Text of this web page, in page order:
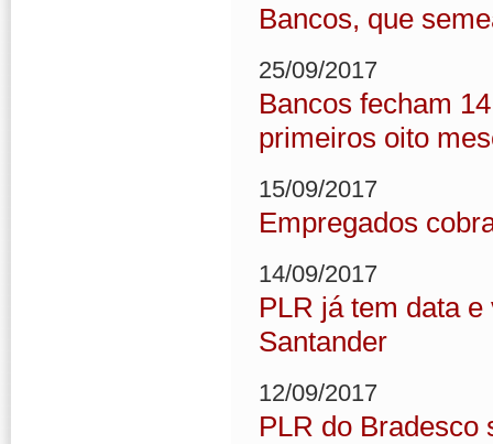
Bancos, que
25/09/2017
Bancos fecham
primeiros oito
15/09/2017
Empregados
14/09/2017
PLR já tem data
Santander
12/09/2017
PLR do Bradesco